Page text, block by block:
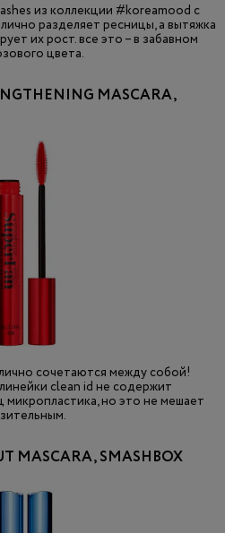
из коллекции #koreamood с
разделяет ресницы, а вытяжка
их рост. все это – в забавном
цвета.
MASCARA,
сочетаются между собой!
clean id не содержит
микропластика, но это не мешает
MASCARA, SMASHBOX